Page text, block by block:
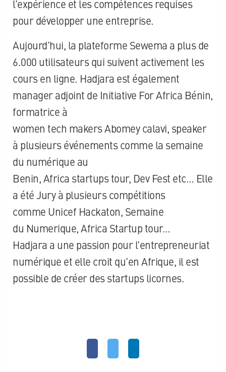
l’expérience et les compétences requises
pour développer une entreprise.
Aujourd’hui, la plateforme Sewema a plus de
6.000 utilisateurs qui suivent activement les
cours en ligne. Hadjara est également
manager adjoint de Initiative ForAfrica Bénin,
formatrice à
women tech makersAbomey calavi, speaker
à plusieurs événements comme la semaine
du numérique au
Benin,Africa startupstour, Dev Fest etc… Elle
a été Jury à plusieurs compétitions
comme Unicef Hackaton, Semaine
du Numerique,Africa Startuptour…
Hadjara a une passion pour l’entrepreneuriat
numérique et elle croit qu’en Afrique, il est
possible de créer desstartupslicornes.